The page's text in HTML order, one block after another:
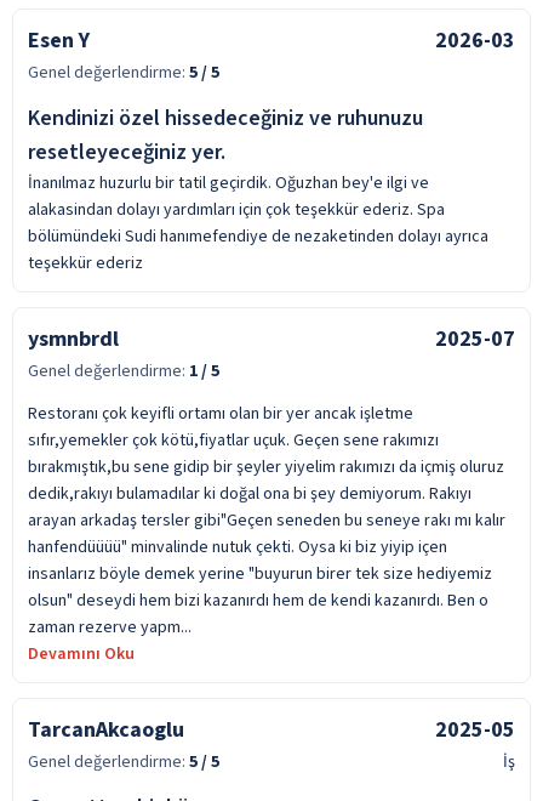
Esen Y 2026-03
Genel değerlendirme: 5/ 5
Kendinizi özel hissedeceğiniz ve ruhunuzu
resetleyeceğiniz yer.
İnanılmaz huzurlu bir tatil geçirdik. Oğuzhan bey'e ilgi ve
alakasindan dolayı yardımları için çok teşekkür ederiz. Spa
bölümündeki Sudi hanımefendiye de nezaketinden dolayı ayrıca
teşekkür ederiz
ysmnbrdl 2025-07
Genel değerlendirme: 1/ 5
Restoranı çok keyifli ortamı olan bir yer ancak işletme
sıfır,yemekler çok kötü,fiyatlar uçuk. Geçen sene rakımızı
bırakmıştık,bu sene gidip bir şeyler yiyelim rakımızı da içmiş oluruz
dedik,rakıyı bulamadılar ki doğal ona bi şey demiyorum. Rakıyı
arayan arkadaş tersler gibi"Geçen seneden bu seneye rakı mı kalır
hanfendüüüü" minvalinde nutuk çekti. Oysa ki biz yiyip içen
insanlarız böyle demek yerine "buyurun birer tek size hediyemiz
olsun" deseydi hem bizi kazanırdı hem de kendi kazanırdı. Ben o
zaman rezerve yapm...
Devamını Oku
TarcanAkcaoglu 2025-05
Genel değerlendirme: 5/ 5 İş